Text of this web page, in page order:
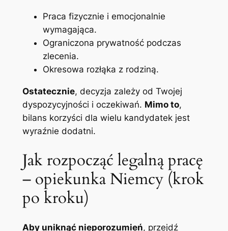
Praca fizycznie i emocjonalnie
wymagająca.
Ograniczona prywatność podczas
zlecenia.
Okresowa rozłąka z rodziną.
Ostatecznie, decyzja zależy od Twojej
dyspozycyjności i oczekiwań. Mimo to,
bilans korzyści dla wielu kandydatek jest
wyraźnie dodatni.
Jak rozpocząć legalną pracę
– opiekunka Niemcy (krok
po kroku)
Aby uniknąć nieporozumień, przejdź